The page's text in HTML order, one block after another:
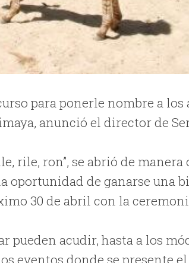
para ponerle nombre a
anunció el director de
rile, ron”, se abrió de manera
oportunidad de ganarse una
30 de abril con la
acudir, hasta a los
eventos donde se presente